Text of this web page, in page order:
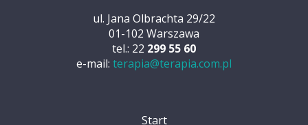
ul. Jana Olbrachta 29/22
01-102 Warszawa
tel.: 22 299 55 60
e-mail: terapia@terapia.com.pl
Start